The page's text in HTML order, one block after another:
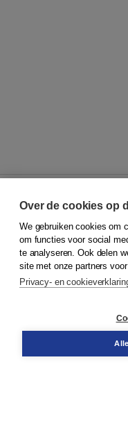
© 2026Koninklijke Boom
Klantenservice
Service & informatie
Contact
Over de cookies op
We gebruiken cookies om
om functies voor social
te analyseren. Ook delen
site met onze partners
Privacy- en